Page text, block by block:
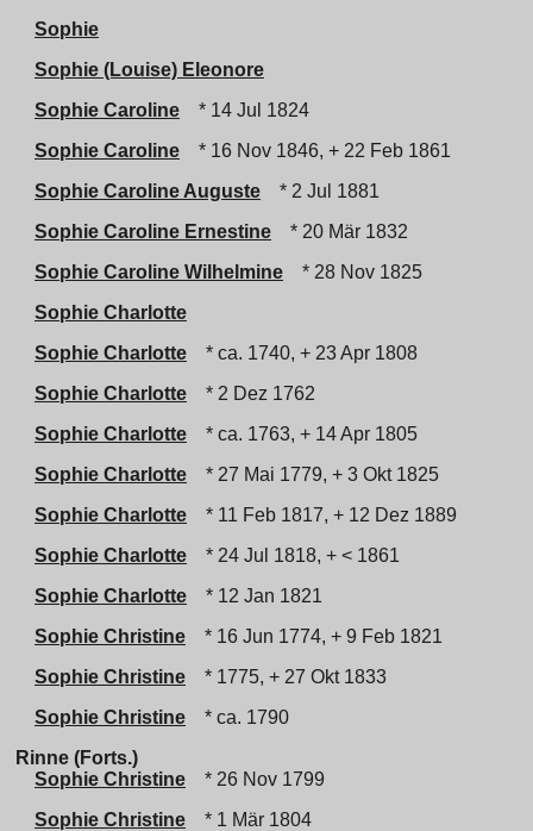
Sophie
Sophie (Louise) Eleonore
Sophie Caroline
* 14 Jul 1824
Sophie Caroline
* 16 Nov 1846, + 22 Feb 1861
Sophie Caroline Auguste
* 2 Jul 1881
Sophie Caroline Ernestine
* 20 Mär 1832
Sophie Caroline Wilhelmine
* 28 Nov 1825
Sophie Charlotte
Sophie Charlotte
* ca. 1740, + 23 Apr 1808
Sophie Charlotte
* 2 Dez 1762
Sophie Charlotte
* ca. 1763, + 14 Apr 1805
Sophie Charlotte
* 27 Mai 1779, + 3 Okt 1825
Sophie Charlotte
* 11 Feb 1817, + 12 Dez 1889
Sophie Charlotte
* 24 Jul 1818, + < 1861
Sophie Charlotte
* 12 Jan 1821
Sophie Christine
* 16 Jun 1774, + 9 Feb 1821
Sophie Christine
* 1775, + 27 Okt 1833
Sophie Christine
* ca. 1790
Rinne (Forts.)
Sophie Christine
* 26 Nov 1799
Sophie Christine
* 1 Mär 1804